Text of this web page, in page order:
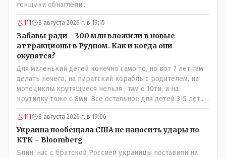
гонщики обнаглели..
111 8 августа 2026 г. в 19:15
Забавы ради - 300 млн вложили в новые
аттракционы в Рудном. Как и когда они
окупятся?
Для маленький детей конечно само то, но вот 7 лет там
делать нечего, на пиратский корабль с родителем, на
мотоциклы крутящиеся нельзя , там с 10ти, и на
крутилку тоже с 8ми. Все остальное для детей 3-5 лет..
Ну да, в жару там сейчас не комфортно, тени нет от
слова вообще, но вечером думаю там нормально, с
бутылкой холодного пивка посидеть можно..
111 8 августа 2026 г. в 19:06
Украина пообещала США не наносить удары по
КТК – Bloomberg
Блин, нас с братской Россией украинцы поставили на